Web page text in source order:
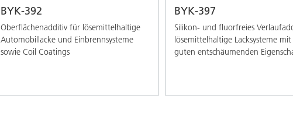
BYK-392
Oberflächenadditiv für lösemittelhaltige
Automobillacke und Einbrennsysteme
sowie Coil Coatings
BYK-397
Silikon- und fluorfreies
lösemittelhaltige Lacksysteme mit
guten entschäumenden